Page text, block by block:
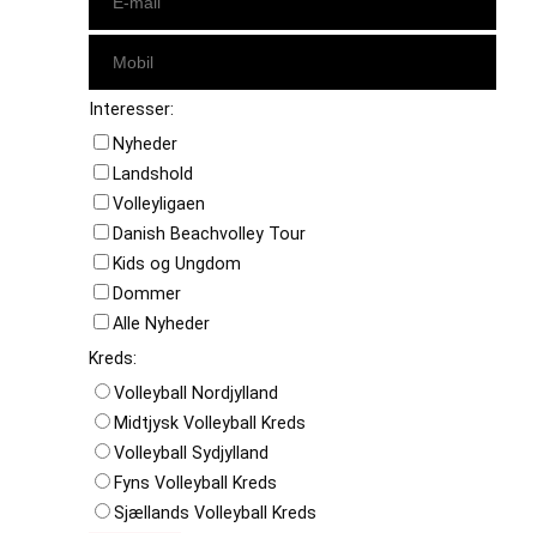
Interesser:
Nyheder
Landshold
Volleyligaen
Danish Beachvolley Tour
Kids og Ungdom
Dommer
Alle Nyheder
Kreds:
Volleyball Nordjylland
Midtjysk Volleyball Kreds
Volleyball Sydjylland
Fyns Volleyball Kreds
Sjællands Volleyball Kreds